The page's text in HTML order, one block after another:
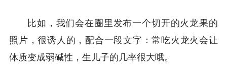
比如，我们会在圈里发布一个切开的火龙果的
照片，很诱人的，配合一段文字：常吃火龙火会让
体质变成弱碱性，生儿子的几率很大哦。